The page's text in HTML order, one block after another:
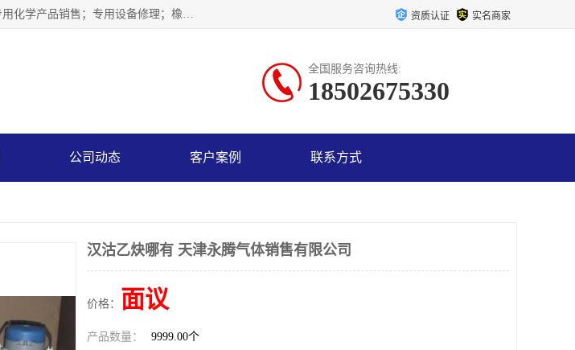
天津永腾气体销售有限公司成立于2020年，注册地位于天津市滨海新区。经营范围包括：专用化学产品销售；专用设备修理；橡胶制品销售；气体压缩机械销售；特种设备销售；仪器仪表销售；机械设备租赁；五金产品批发；食品添加剂销售等，主要供应：氧气、乙炔、氮气、氩气、氢气、氦气、液氨、液氮、一氧化碳、二氧化碳等，各种工业气体，高纯气体，食品级气体。 资质认证 实名商家
全国服务咨询热线:
18502675330
公司动态 客户案例 联系方式
汉沽乙炔哪有 天津永腾气体销售有限公司
价格： 面议
产品数量： 9999.00个